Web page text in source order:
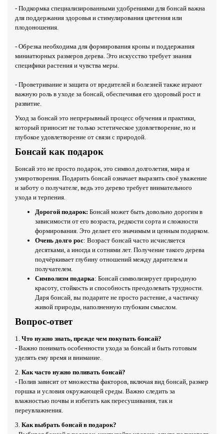
- Подкормка специализированными удобрениями для бонсай важна
для поддержания здоровья и стимулирования цветения или
плодоношения.
- Обрезка необходима для формирования кроны и поддержания
миниатюрных размеров дерева. Это искусство требует знания
специфики растения и чувства меры.
- Проветривание и защита от вредителей и болезней также играют
важную роль в уходе за бонсай, обеспечивая его здоровый рост и
развитие.
Уход за бонсай это непрерывный процесс обучения и практики,
который приносит не только эстетическое удовлетворение, но и
глубокое удовлетворение от связи с природой.
Бонсай как подарок
Бонсай это не просто подарок, это символ долголетия, мира и
умиротворения. Подарить бонсай означает выразить своё уважение
и заботу о получателе, ведь это дерево требует внимательного
ухода и терпения.
Дорогой подарок: Бонсай может быть довольно дорогим в
зависимости от его возраста, редкости сорта и сложности
формирования. Это делает его значимым и ценным подарком.
Очень долго рос: Возраст бонсай часто исчисляется
десятками, а иногда и сотнями лет. Получение такого дерева
подчёркивает глубину отношений между дарителем и
получателем.
Символизм подарка: Бонсай символизирует природную
красоту, стойкость и способность преодолевать трудности.
Даря бонсай, вы подарите не просто растение, а частичку
живой природы, наполненную глубоким смыслом.
Вопрос-ответ
1. Что нужно знать, прежде чем покупать бонсай?
- Важно понимать особенности ухода за бонсай и быть готовым
уделять ему время и внимание.
2. Как часто нужно поливать бонсай?
- Полив зависит от множества факторов, включая вид бонсай, размер
горшка и условия окружающей среды. Важно следить за
влажностью почвы и избегать как пересушивания, так и
переувлажнения.
3. Как выбрать бонсай в подарок?